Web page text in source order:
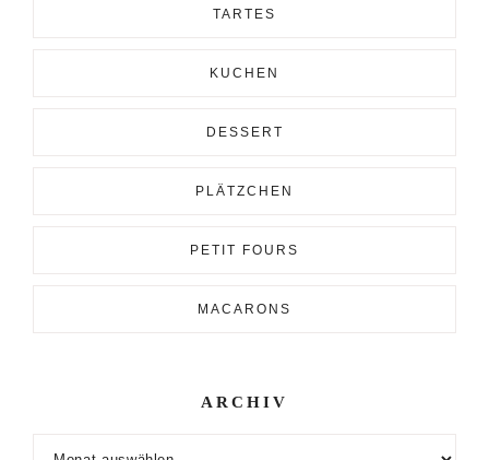
TARTES
KUCHEN
DESSERT
PLÄTZCHEN
PETIT FOURS
MACARONS
ARCHIV